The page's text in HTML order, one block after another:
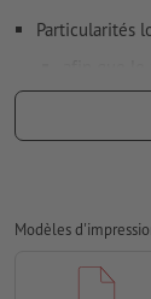
Particularités
dans les
importantes
Modèles